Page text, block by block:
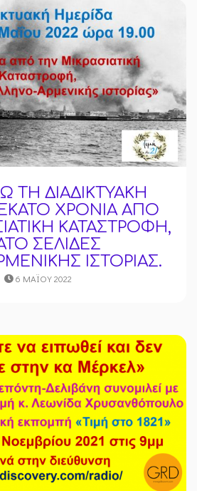
ΤΗ ΔΙΑΔΙΚΤΥΑΚΗ
ΧΡΟΝΙΑ ΑΠΟ
ΚΑΤΑΣΤΡΟΦΗ,
ΣΕΛΙΔΕΣ
ΙΣΤΟΡΙΑΣ.
6 ΜΑΪ́ΟΥ 2022